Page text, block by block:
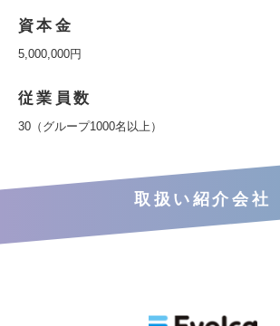
資本金
5,000,000円
従業員数
30（グループ1000名以上）
取扱い紹介会社